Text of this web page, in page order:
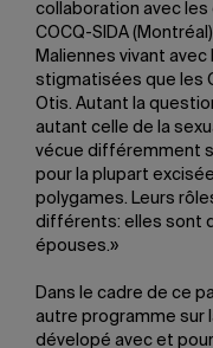
collaboration avec les
COCQ-SIDA
Maliennes vivant
stigmatisées que les
Otis. Autant la
autant celle de la
vécue différemment
pour la plupart
polygames. Leurs
différents: elles sont
épouses.»
Dans le cadre de ce
autre programme sur
dévelopé avec et